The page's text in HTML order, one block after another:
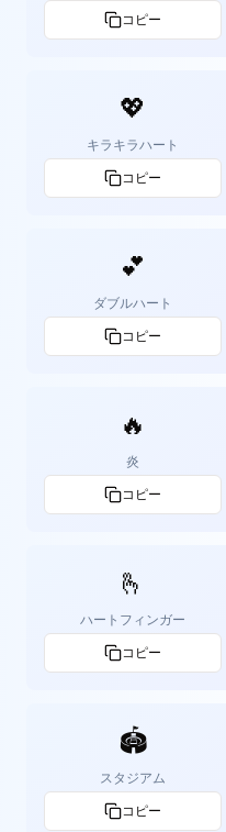
コピー
💖
キラキラハート
コピー
💕
ダブルハート
コピー
🔥
炎
コピー
🫰
ハートフィンガー
コピー
🏟️
スタジアム
コピー